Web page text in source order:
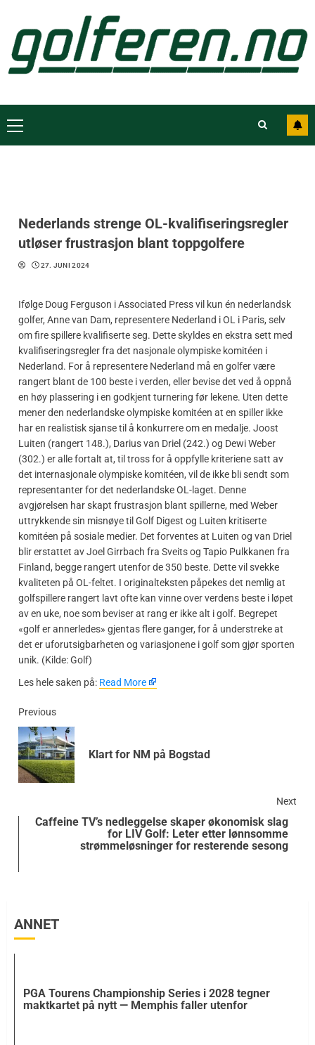
Nederlands strenge OL-kvalifiseringsregler
utløser frustrasjon blant toppgolfere
27. JUNI 2024
Ifølge Doug Ferguson i Associated Press vil kun én nederlandsk
golfer, Anne van Dam, representere Nederland i OL i Paris, selv
om fire spillere kvalifiserte seg. Dette skyldes en ekstra sett med
kvalifiseringsregler fra det nasjonale olympiske komitéen i
Nederland. For å representere Nederland må en golfer være
rangert blant de 100 beste i verden, eller bevise det ved å oppnå
en høy plassering i en godkjent turnering før lekene. Uten dette
mener den nederlandske olympiske komitéen at en spiller ikke
har en realistisk sjanse til å konkurrere om en medalje. Joost
Luiten (rangert 148.), Darius van Driel (242.) og Dewi Weber
(302.) er alle fortalt at, til tross for å oppfylle kriteriene satt av
det internasjonale olympiske komitéen, vil de ikke bli sendt som
representanter for det nederlandske OL-laget. Denne
avgjørelsen har skapt frustrasjon blant spillerne, med Weber
uttrykkende sin misnøye til Golf Digest og Luiten kritiserte
komitéen på sosiale medier. Det forventes at Luiten og van Driel
blir erstattet av Joel Girrbach fra Sveits og Tapio Pulkkanen fra
Finland, begge rangert utenfor de 350 beste. Dette vil svekke
kvaliteten på OL-feltet. I originalteksten påpekes det nemlig at
golfspillere rangert lavt ofte kan vinne over verdens beste i løpet
av en uke, noe som beviser at rang er ikke alt i golf. Begrepet
«golf er annerledes» gjentas flere ganger, for å understreke at
det er uforutsigbarheten og variasjonene i golf som gjør sporten
unik. (Kilde: Golf)
​Les hele saken på: Read More
Previous
Klart for NM på Bogstad
Next
Caffeine TV’s nedleggelse skaper økonomisk slag
for LIV Golf: Leter etter lønnsomme
strømmeløsninger for resterende sesong
ANNET
PGA Tourens Championship Series i 2028 tegner
maktkartet på nytt — Memphis faller utenfor